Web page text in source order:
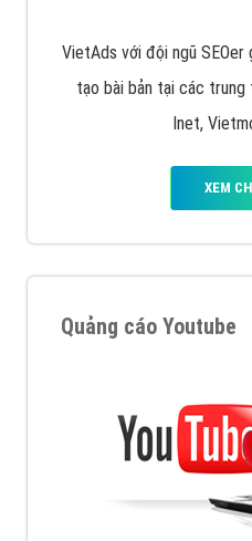
VietAds với đội ngũ SEOer
tạo bài bản tại các trung
Inet,
XEM
Quảng cáo Youtube